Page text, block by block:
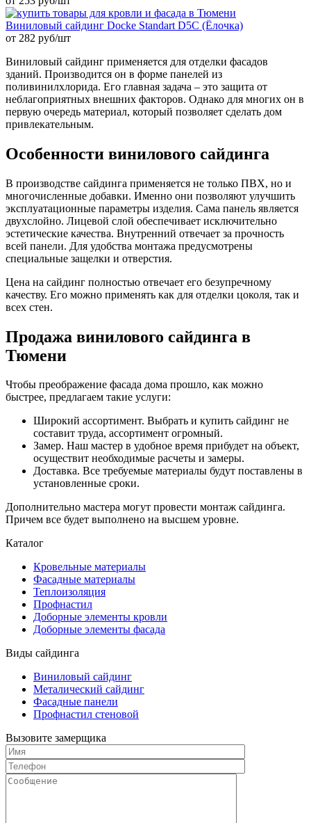
Виниловый сайдинг Docke Standart D5C (Ёлочка)
от 282 руб/шт
Виниловый сайдинг применяется для отделки фасадов
зданий. Производится он в форме панелей из
поливинилхлорида. Его главная задача – это защита от
неблагоприятных внешних факторов. Однако для многих он в
первую очередь материал, который позволяет сделать дом
привлекательным.
Особенности винилового сайдинга
В производстве сайдинга применяется не только ПВХ, но и
многочисленные добавки. Именно они позволяют улучшить
эксплуатационные параметры изделия. Сама панель является
двухслойно. Лицевой слой обеспечивает исключительно
эстетические качества. Внутренний отвечает за прочность
всей панели. Для удобства монтажа предусмотрены
специальные защелки и отверстия.
Цена на сайдинг полностью отвечает его безупречному
качеству. Его можно применять как для отделки цоколя, так и
всех стен.
Продажа винилового сайдинга в
Тюмени
Чтобы преображение фасада дома прошло, как можно
быстрее, предлагаем такие услуги:
Широкий ассортимент. Выбрать и купить сайдинг не
составит труда, ассортимент огромный.
Замер. Наш мастер в удобное время прибудет на объект,
осуществит необходимые расчеты и замеры.
Доставка. Все требуемые материалы будут поставлены в
установленные сроки.
Дополнительно мастера могут провести монтаж сайдинга.
Причем все будет выполнено на высшем уровне.
Каталог
Кровельные материалы
Фасадные материалы
Теплоизоляция
Профнастил
Доборные элементы кровли
Доборные элементы фасада
Виды сайдинга
Виниловый сайдинг
Металический сайдинг
Фасадные панели
Профнастил стеновой
Вызовите замерщика